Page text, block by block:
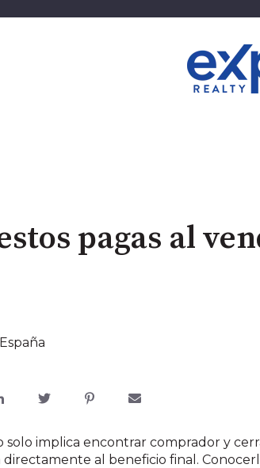
pagas al
solo implica encontrar comprador y
al beneficio final .